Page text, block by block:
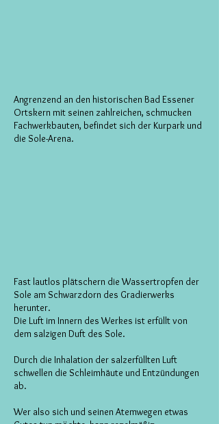
Angrenzend an den historischen Bad Essener
Ortskern mit seinen zahlreichen, schmucken
Fachwerkbauten, befindet sich der Kurpark und
die Sole-Arena.
Fast lautlos plätschern die Wassertropfen der
Sole am Schwarzdorn des Gradierwerks
herunter.
Die Luft im Innern des Werkes ist erfüllt von
dem salzigen Duft des Sole.
Durch die Inhalation der salzerfüllten Luft
schwellen die Schleimhäute und Entzündungen
ab.
Wer also sich und seinen Atemwegen etwas